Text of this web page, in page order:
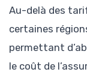
Au-delà des
certaines
permettant
le coût de